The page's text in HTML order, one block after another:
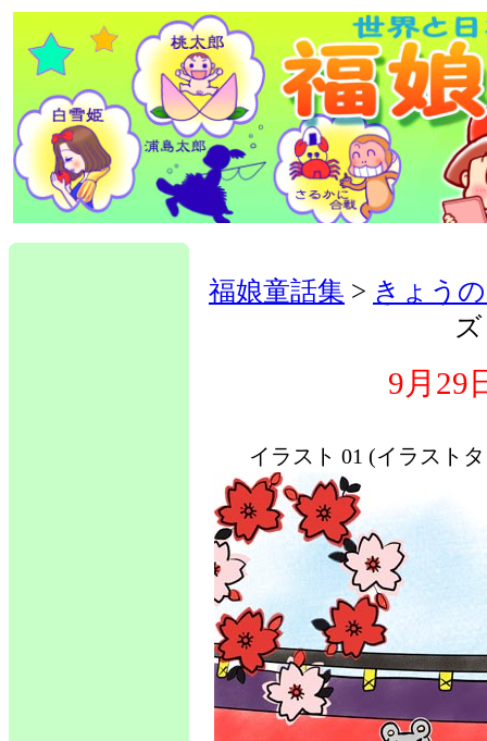
福娘童話集 > きょう
9月29
イラスト 01 (イラスト